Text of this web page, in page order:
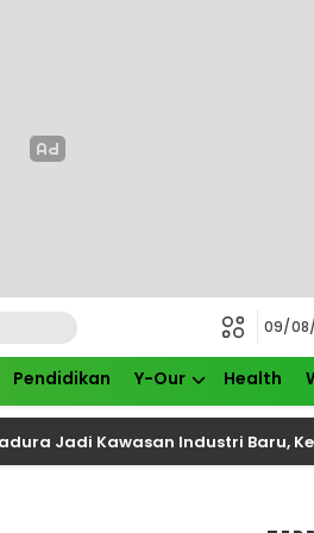
09/
Pendidikan Y-Our Health
Kawasan Industri Baru, Kerja